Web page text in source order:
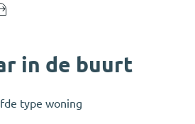
in de buurt
type woning